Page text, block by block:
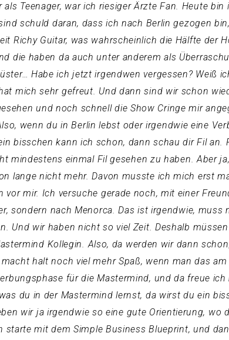
Teenager, war ich riesiger Ärzte Fan. Heute
schuld daran, dass ich nach Berlin gezogen
Richy Guitar, was wahrscheinlich die Hälfte der
die haben da auch unter anderem als
Habe ich jetzt irgendwen vergessen? Weiß
mich sehr gefreut. Und dann sind wir schon
und noch schnell die Show Cringe mir
wenn du in Berlin lebst oder irgendwie eine
bisschen kann ich schon, dann schau dir Fil an.
einmal Fil gesehen zu haben. Aber
lange nicht mehr. Davon musste ich mich erst
mir. Ich versuche gerade noch, mit einer
sondern nach Menorca. Das ist irgendwie, muss
Und wir haben nicht so viel Zeit. Deshalb
Kollegin. Also, da werden wir dann
halt noch viel mehr Spaß, wenn man das
für die Mastermind, und da freue
du in der Mastermind lernst, da wirst du ein
wir ja irgendwie so eine gute Orientierung, wo
mit dem Simple Business Blueprint, und